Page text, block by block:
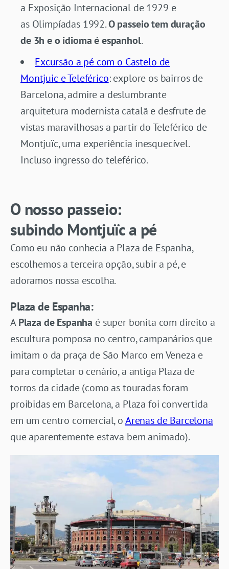
a Exposição Internacional de 1929 e
as Olimpíadas 1992.O passeio tem duração
de 3h e o idioma é espanhol.
Excursão a pé com o Castelo de
Montjuic e Teleférico: explore os bairros de
Barcelona, admire a deslumbrante
arquitetura modernista catalã e desfrute de
vistas maravilhosas a partir do Teleférico de
Montjuïc, uma experiência inesquecível.
Incluso ingresso do teleférico.
O nosso passeio:
subindo Montjuïc a pé
Como eu não conhecia a Plaza de Espanha,
escolhemos a terceira opção, subir a pé, e
adoramos nossa escolha.
Plaza de Espanha:
APlaza de Espanha é super bonita com direito a
escultura pomposa no centro, campanários que
imitam o da praça de São Marco em Veneza e
para completar o cenário, a antiga Plaza de
torros da cidade (como as touradas foram
proibidas em Barcelona, a Plaza foi convertida
em um centro comercial, oArenas de Barcelona
que aparentemente estava bem animado).